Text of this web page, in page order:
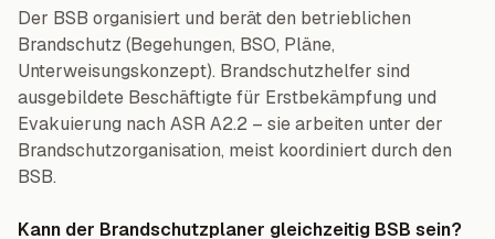
Der BSB organisiert und berät den betrieblichen
Brandschutz (Begehungen, BSO, Pläne,
Unterweisungskonzept). Brandschutzhelfer sind
ausgebildete Beschäftigte für Erstbekämpfung und
Evakuierung nach ASR A2.2 – sie arbeiten unter der
Brandschutzorganisation, meist koordiniert durch den
BSB.
Kann der Brandschutzplaner gleichzeitig BSB sein?